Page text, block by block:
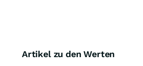
Artikel zu den Werten